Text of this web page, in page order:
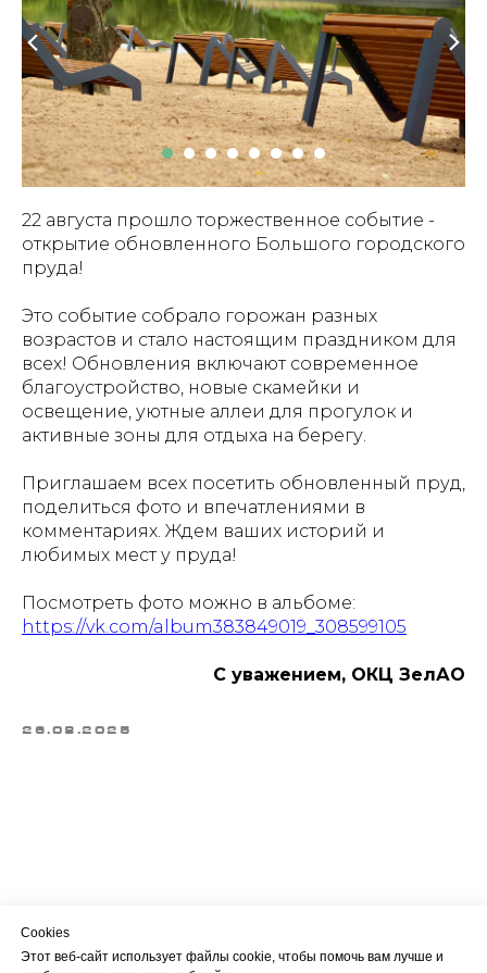
22 августа прошло торжественное событие -
открытие обновленного Большого городского
пруда!
Это событие собрало горожан разных
возрастов и стало настоящим праздником для
всех! Обновления включают современное
благоустройство, новые скамейки и
освещение, уютные аллеи для прогулок и
активные зоны для отдыха на берегу.
Приглашаем всех посетить обновленный пруд,
поделиться фото и впечатлениями в
комментариях. Ждем ваших историй и
любимых мест у пруда!
Посмотреть фото можно в альбоме:
https://vk.com/album383849019_308599105
С уважением, ОКЦ ЗелАО
26.08.2025
Cookies
Этот веб-сайт использует файлы cookie, чтобы помочь вам лучше и